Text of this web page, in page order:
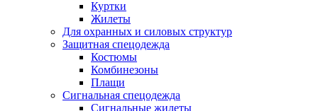
Куртки
Жилеты
Для охранных и силовых структур
Защитная спецодежда
Костюмы
Комбинезоны
Плащи
Сигнальная спецодежда
Сигнальные жилеты